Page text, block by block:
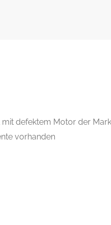
defektem Motor der
vorhanden